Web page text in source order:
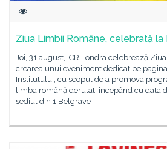
Ziua Limbii Române, celebrată la
Joi, 31 august, ICR Londra celebrează
crearea unui eveniment dedicat pe
Institutului, cu scopul de a promova
limba română derulat, începând cu data
sediul din 1 Belgrave